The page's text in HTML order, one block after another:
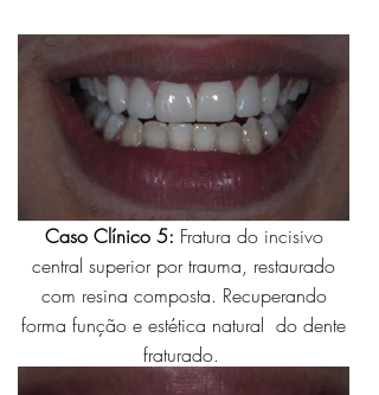
Caso Clínico 5: Fratura do incisivo
central superior por trauma, restaurado
com resina composta. Recuperando
forma função e estética natural do dente
fraturado.